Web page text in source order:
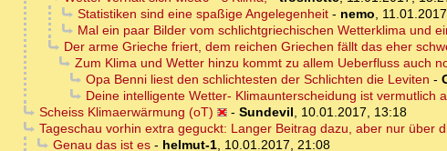
Statistiken sind eine spaßige Angelegenheit- nemo,
Mal ein paar Bilder vom schlichtgriechischen Wetterklima und
Der arme Grieche friert, dem reichen Griechen fällt das eher
Zum Klima und Wetter hinzu kommt zu allem Ueberfluss auch
Opa Benni liest den schlichtesten der Schlichten die Leviten -
Deine intelligente Wetter- Klimaunterscheidung ist vermutlich
Scheiss Klimaerwärmung (oT)
- Sundevil, 10.01.2017, 13:18
Tageschau vorhin extra geguckt: Langer Beitrag dazu, aber nur über
Genau das ist es- helmut-1, 10.01.2017, 21:08